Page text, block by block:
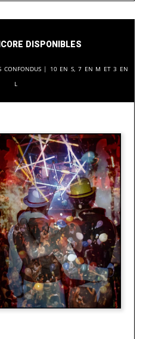
disponibles
confondus | 10 en S, 7 en M et 3 en
L